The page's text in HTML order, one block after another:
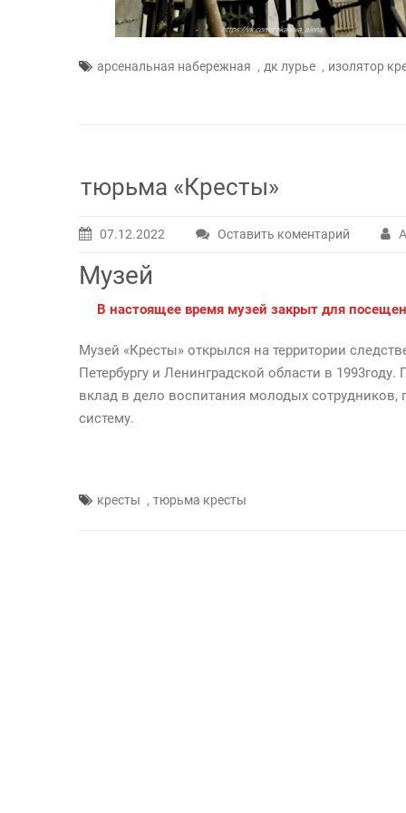
арсенальная набережная , дк лурье , изолятор
тюрьма «Кресты»
07.12.2022 Оставить коментарий
Музей
В настоящее время музей закрыт для
Музей «Кресты» открылся на территории
Петербургу и Ленинградской области в
вклад в дело воспитания молодых
систему.
кресты , тюрьма кресты